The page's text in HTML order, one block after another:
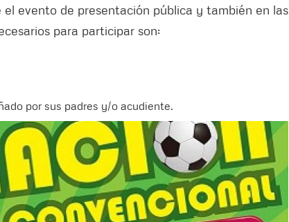
evento de presentación pública y también en las
para participar son:
por sus padres y/o acudiente.